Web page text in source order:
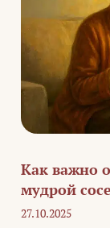
Как важно
мудрой
27.10.2025